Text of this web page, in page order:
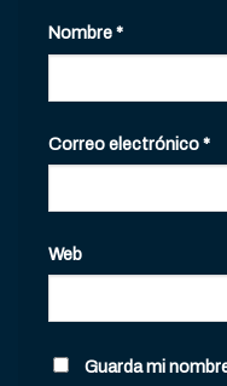
Nombre*
Correo electrónico*
Web
Guarda mi